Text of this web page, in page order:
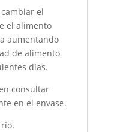
el
el alimento
aumentando
de alimento
días.
consultar
en el envase.